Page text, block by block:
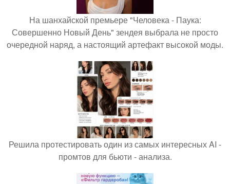
На шанхайской премьере "Человека - Паука:
Совершенно Новый День" зендея выбрала не просто
очередной наряд, а настоящий артефакт высокой моды.
Решила протестировать один из самых интересных AI -
промтов для бьюти - анализа.